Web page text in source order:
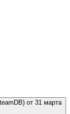
от 31 марта